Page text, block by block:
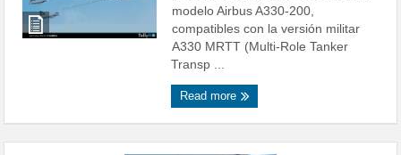
modelo Airbus A330-200,
compatibles con la versión militar
A330 MRTT (Multi-Role Tanker
Transp ...
Read more